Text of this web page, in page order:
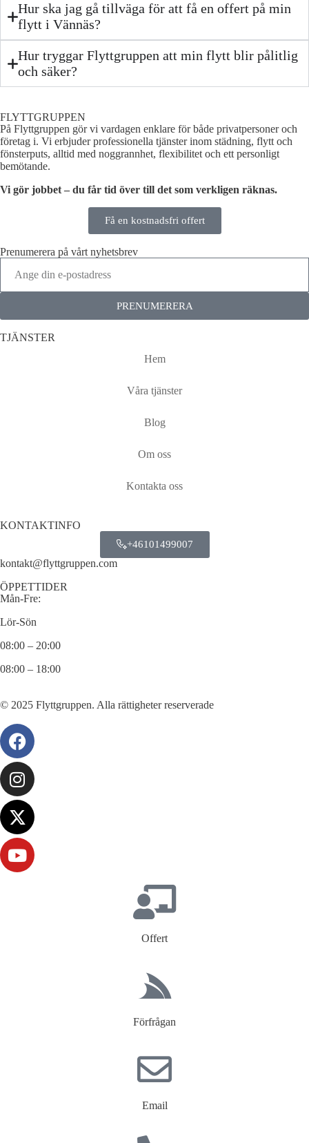
Hur ska jag gå tillväga för att få en offert på min
flytt i Vännäs?
Hur tryggar Flyttgruppen att min flytt blir pålitlig
och säker?
FLYTTGRUPPEN
På Flyttgruppen gör vi vardagen enklare för både privatpersoner och
företag i. Vi erbjuder professionella tjänster inom städning, flytt och
fönsterputs, alltid med noggrannhet, flexibilitet och ett personligt
bemötande.
Vi gör jobbet – du får tid över till det som verkligen räknas.
Få en kostnadsfri offert
Prenumerera på vårt nyhetsbrev
PRENUMERERA
TJÄNSTER
Hem
Våra tjänster
Blog
Om oss
Kontakta oss
KONTAKTINFO
+46101499007
kontakt@flyttgruppen.com
ÖPPETTIDER
Mån-Fre:
Lör-Sön
08:00 – 20:00
08:00 – 18:00
© 2025 Flyttgruppen. Alla rättigheter reserverade
Offert
Förfrågan
Email